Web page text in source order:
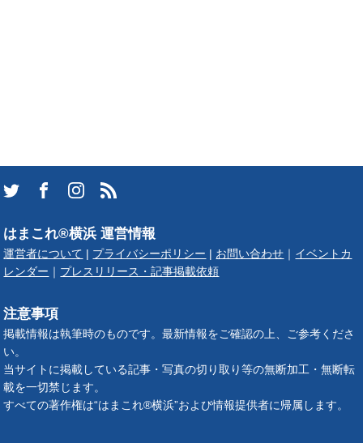
はまこれ®横浜 運営情報
運営者について | プライバシーポリシー | お問い合わせ ｜ イベントカ
レンダー ｜ プレスリリース・記事掲載依頼
注意事項
掲載情報は執筆時のものです。最新情報をご確認の上、ご参考くださ
い。
当サイトに掲載している記事・写真の切り取り等の無断加工・無断転
載を一切禁じます。
すべての著作権は“はまこれ®横浜”および情報提供者に帰属します。